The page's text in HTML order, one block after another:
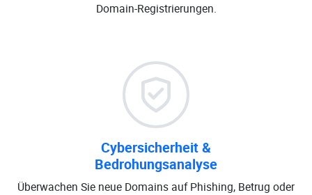
Domain-Registrierungen.
Cybersicherheit &
Bedrohungsanalyse
Überwachen Sie neue Domains auf Phishing, Betrug oder